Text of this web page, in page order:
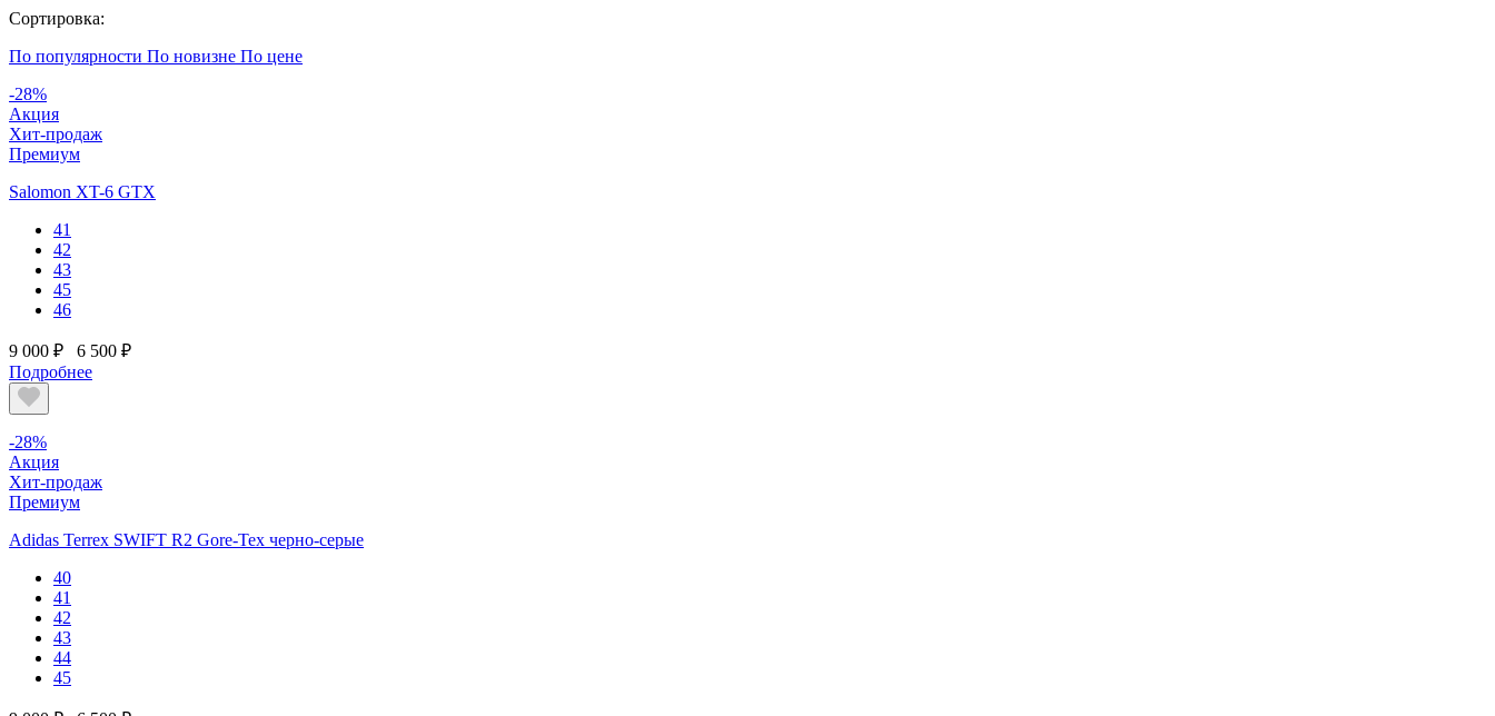
Сортировка:
По популярности По новизне По цене
-28%
Акция
Хит-продаж
Премиум
Salomon XT-6 GTX
41
42
43
45
46
9 000 ₽
6 500 ₽
Подробнее
-28%
Акция
Хит-продаж
Премиум
Adidas Terrex SWIFT R2 Gore-Tex черно-серые
40
41
42
43
44
45